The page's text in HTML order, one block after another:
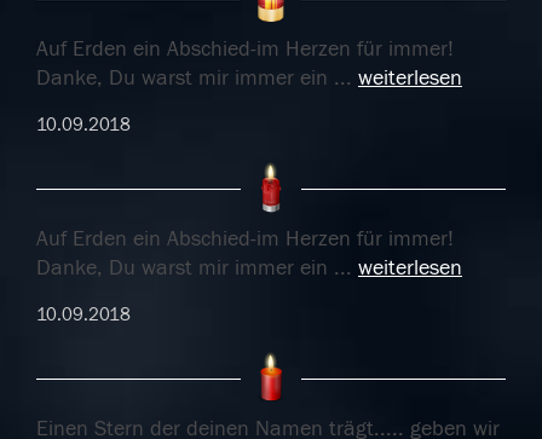
Auf Erden ein Abschied-im Herzen für immer!
Danke, Du warst mir immer ein ... weiterlesen
10.09.2018
Auf Erden ein Abschied-im Herzen für immer!
Danke, Du warst mir immer ein ... weiterlesen
10.09.2018
Einen Stern der deinen Namen trägt..... geben wir